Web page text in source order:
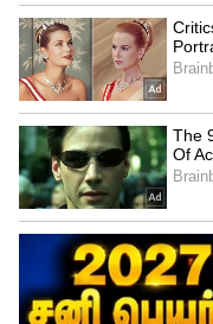
செப்டம்பர் 04
செப்டம்பர் 14
அக்டோபர் 2
ஆயுத பூஜை,
நவம்பர் 8
ஜனவரி 1
பொங்கல், ஜனவரி
ஜனவரி 17
தைப்பூசம்,